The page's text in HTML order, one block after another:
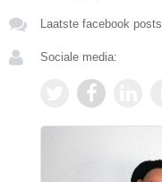
Laatste facebook posts
Sociale media: